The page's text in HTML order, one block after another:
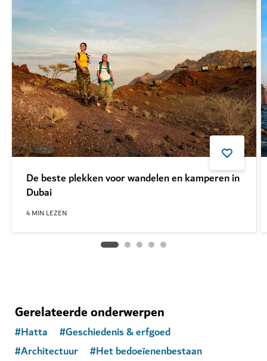
De beste plekken voor wandelen en kamperen in
Dubai
4 MIN LEZEN
Gerelateerde onderwerpen
#Hatta #Geschiedenis & erfgoed
#Architectuur #Het bedoeïenenbestaan